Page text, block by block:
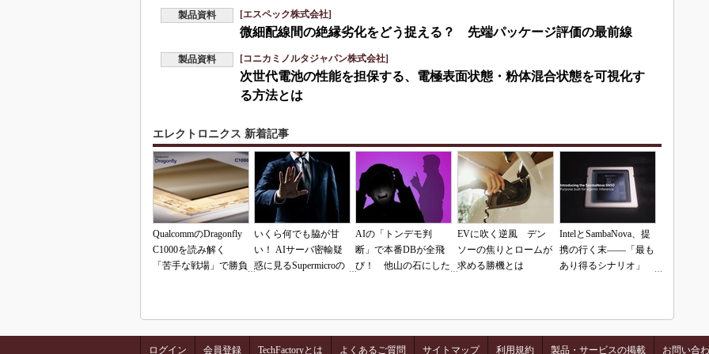
製品資料 [エスペック株式会社]
微細配線間の絶縁劣化をどう捉える？ 先端パッケージ評価の最前線
製品資料 [コニカミノルタジャパン株式会社]
次世代電池の性能を担保する、電極表面状態・粉体混合状態を可視化す
る方法とは
エレクトロニクス 新着記事
QualcommのDragonfly
C1000を読み解く
「苦手な戦場」で勝負
いくら何でも脇が甘
い！ AIサーバ密輸疑
惑に見るSupermicroの
AIの「トンデモ判
断」で本番DBが全飛
び！ 他山の石にした
EVに吹く逆風 デン
ソーの焦りとロームが
求める勝機とは
IntelとSambaNova、提
携の行く末――「最も
あり得るシナリオ」
ログイン 会員登録 TechFactoryとは よくあるご質問 サイトマップ 利用規約 製品・サービスの掲載 お問い合